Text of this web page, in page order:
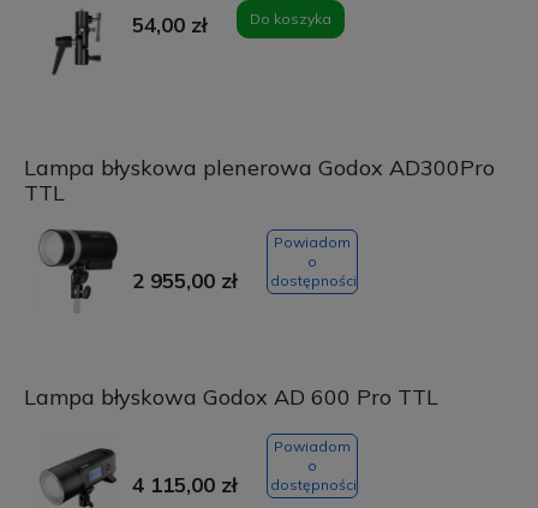
54,00 zł Do koszyka
Lampa błyskowa plenerowa Godox AD300Pro
TTL
2 955,00 zł
Powiadom
o
dostępności
Lampa błyskowa Godox AD 600 Pro TTL
4 115,00 zł
Powiadom
o
dostępności